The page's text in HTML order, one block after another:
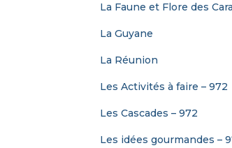
La Faune et Flore des
La Guyane
La Réunion
Les Activités à faire – 972
Les Cascades – 972
Les idées gourmandes –